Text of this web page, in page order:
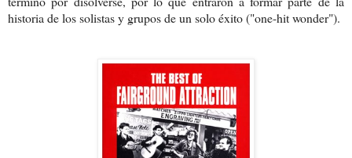
historia de los solistas y grupos de un solo éxito ("one-hit wonder").